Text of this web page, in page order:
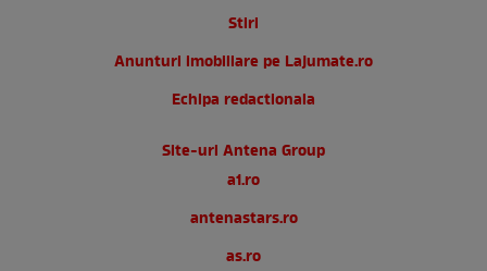
Stiri
Anunturi imobiliare pe Lajumate.ro
Echipa redactionala
Site-uri Antena Group
a1.ro
antenastars.ro
as.ro